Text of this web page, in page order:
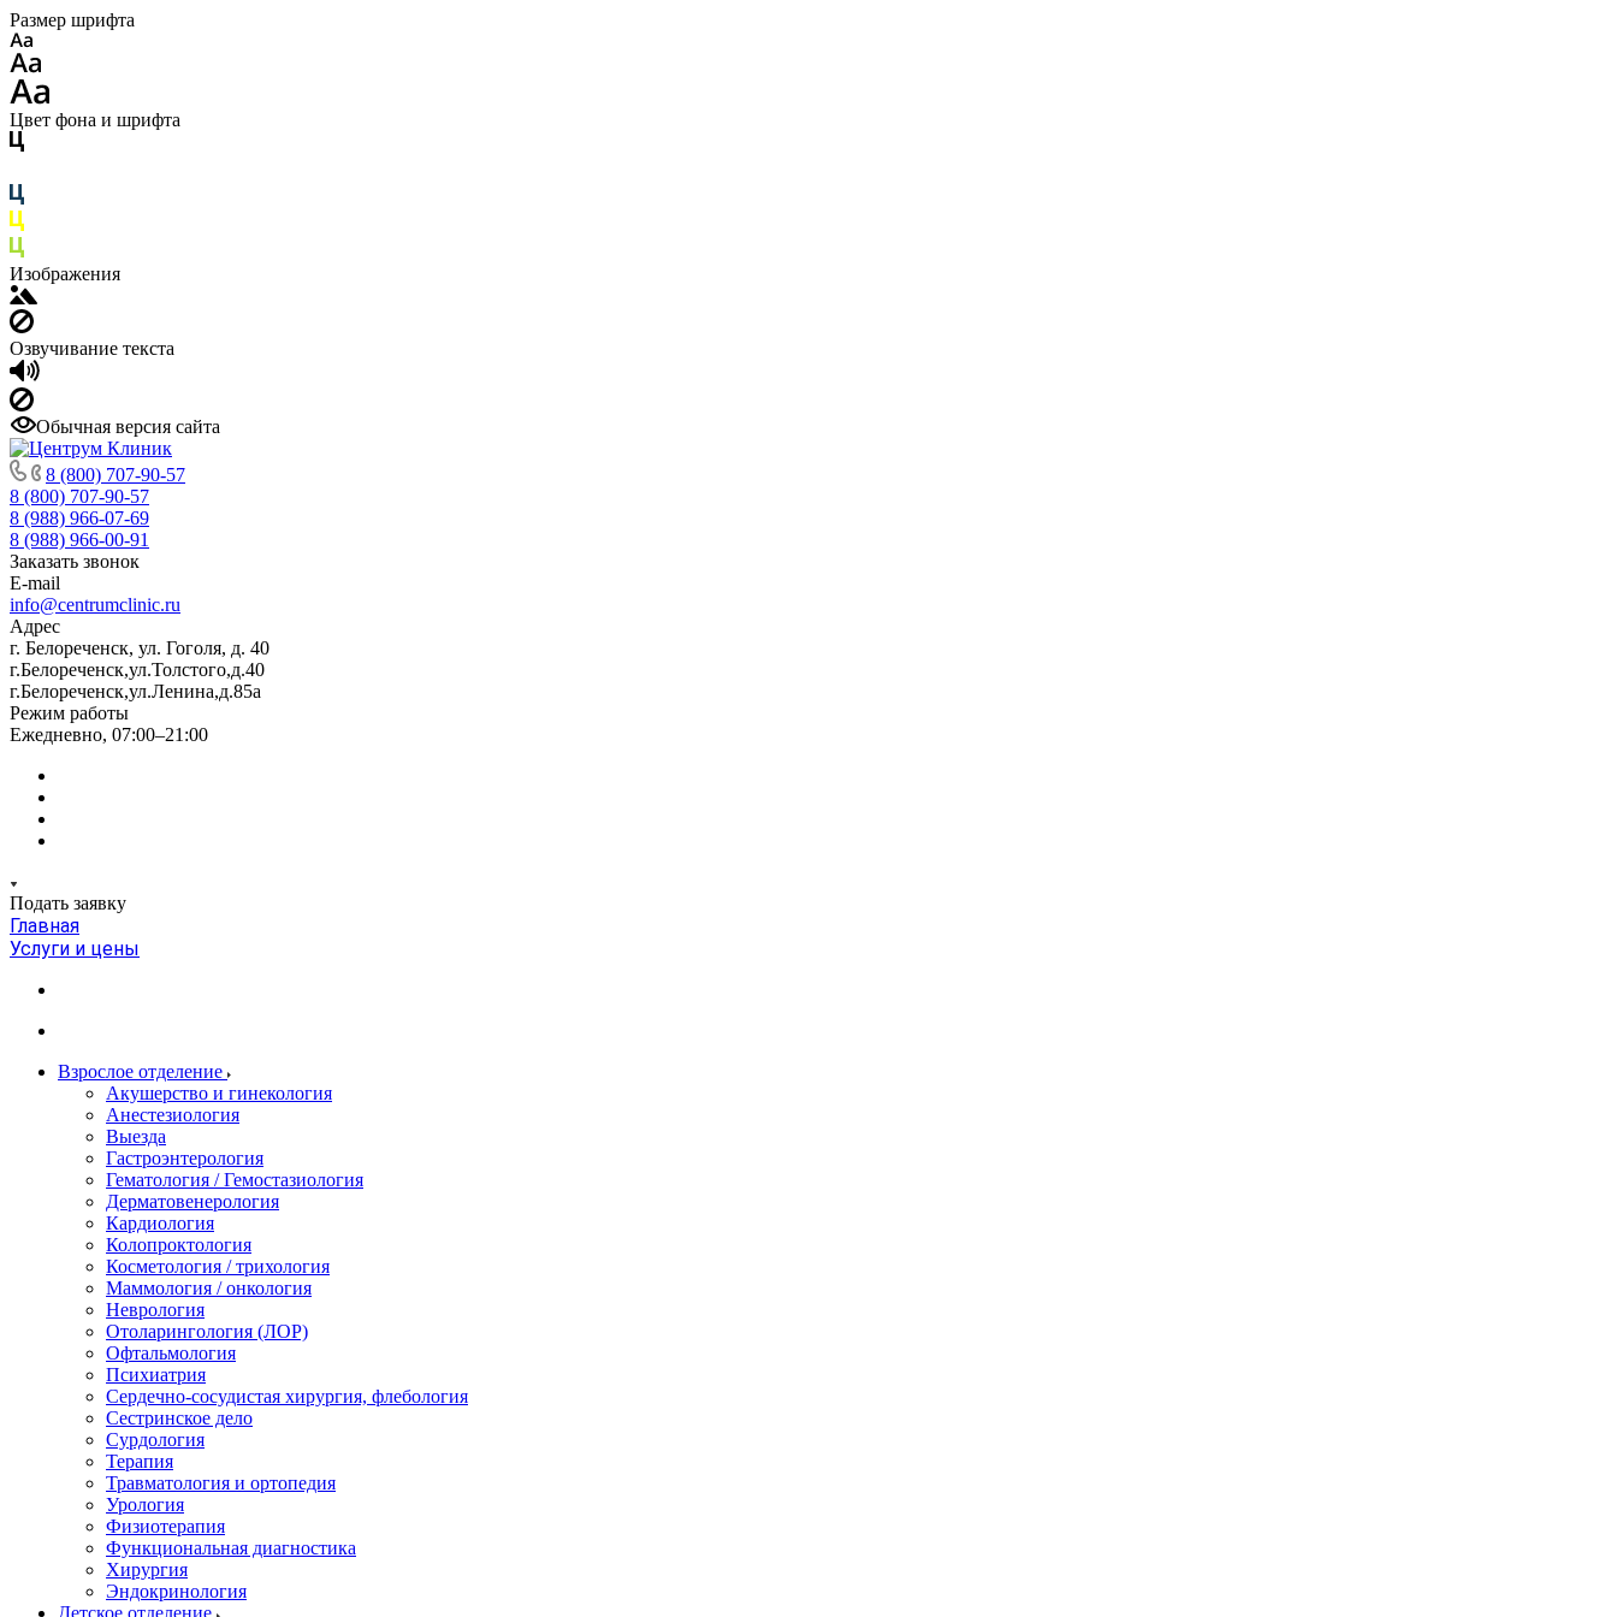
Размер шрифта
Цвет фона и шрифта
Изображения
Озвучивание текста
Обычная версия сайта
8 (800) 707-90-57
8 (800) 707-90-57
8 (988) 966-07-69
8 (988) 966-00-91
Заказать звонок
E-mail
info@centrumclinic.ru
Адрес
г. Белореченск, ул. Гоголя, д. 40
г.Белореченск,ул.Толстого,д.40
г.Белореченск,ул.Ленина,д.85а
Режим работы
Ежедневно, 07:00–21:00
Подать заявку
Главная
Услуги и цены
Взрослое отделение
Акушерство и гинекология
Анестезиология
Выезда
Гастроэнтерология
Гематология / Гемостазиология
Дерматовенерология
Кардиология
Колопроктология
Косметология / трихология
Маммология / онкология
Неврология
Отоларингология (ЛОР)
Офтальмология
Психиатрия
Сердечно-сосудистая хирургия, флебология
Сестринское дело
Сурдология
Терапия
Травматология и ортопедия
Урология
Физиотерапия
Функциональная диагностика
Хирургия
Эндокринология
Детское отделение